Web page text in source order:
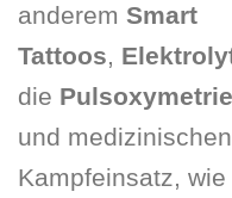
anderem Smart
Tattoos,
die Pulsoxymetrie
und
Kampfeinsatz,